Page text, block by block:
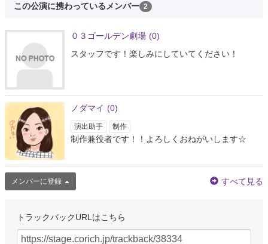
この公演に携わっているメンバー 2
０３ゴールデン劇場 (0)
スタッフです！楽しみにしていてください！
ノダマイ (0)
演出助手 制作
制作兼役者です！！よろしくおねがいします☆
メンバーに登録 すべて見る
トラックバックURLはこちら